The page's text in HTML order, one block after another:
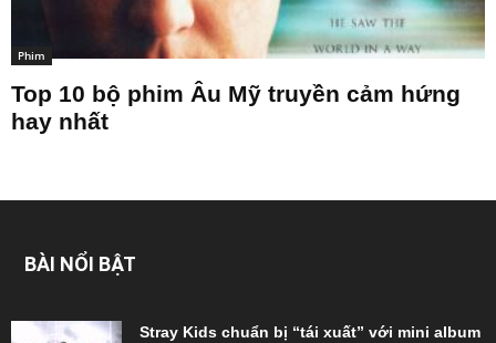
Phim
Top 10 bộ phim Âu Mỹ truyền cảm hứng
hay nhất
BÀI NỔI BẬT
Stray Kids chuẩn bị “tái xuất” với mini album